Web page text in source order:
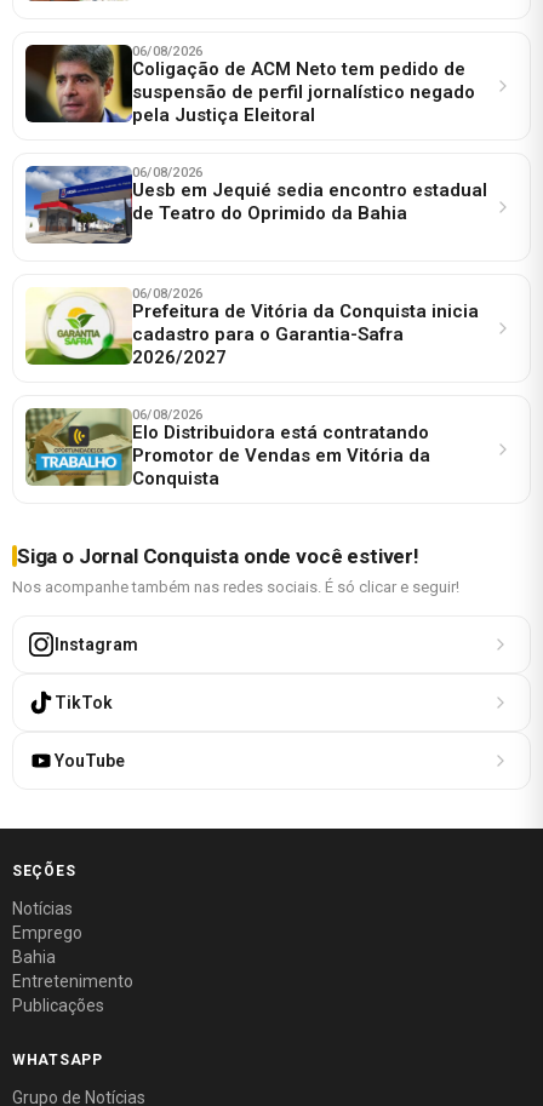
06/08/2026
Coligação de ACM Neto tem pedido de
suspensão de perfil jornalístico negado
pela Justiça Eleitoral
06/08/2026
Uesb em Jequié sedia encontro estadual
de Teatro do Oprimido da Bahia
06/08/2026
Prefeitura de Vitória da Conquista inicia
cadastro para o Garantia-Safra
2026/2027
06/08/2026
Elo Distribuidora está contratando
Promotor de Vendas em Vitória da
Conquista
Siga o Jornal Conquista onde você estiver!
Nos acompanhe também nas redes sociais. É só clicar e seguir!
Instagram
TikTok
YouTube
SEÇÕES
Notícias
Emprego
Bahia
Entretenimento
Publicações
WHATSAPP
Grupo de Notícias